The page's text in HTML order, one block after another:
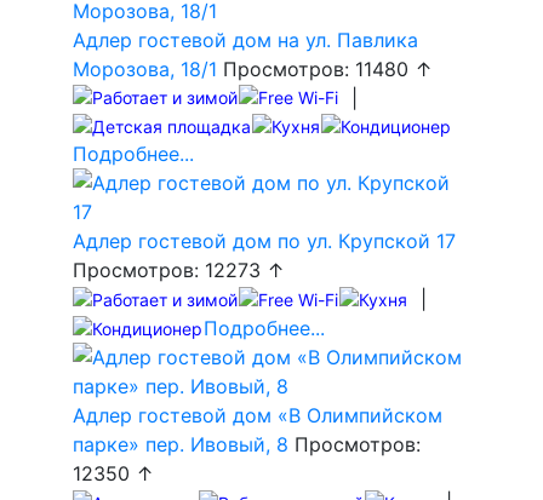
Адлер гостевой дом на ул. Павлика
Морозова, 18/1 Просмотров: 11480 ↑
Подробнее...
Адлер гостевой дом по ул. Крупской 17
Просмотров: 12273 ↑
Подробнее...
Адлер гостевой дом «В Олимпийском
парке» пер. Ивовый, 8 Просмотров:
12350 ↑